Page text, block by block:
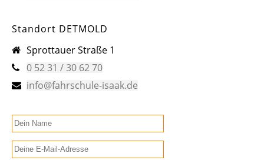
Standort DETMOLD
Sprottauer Straße 1
0 52 31 / 30 62 70
info@fahrschule-isaak.de